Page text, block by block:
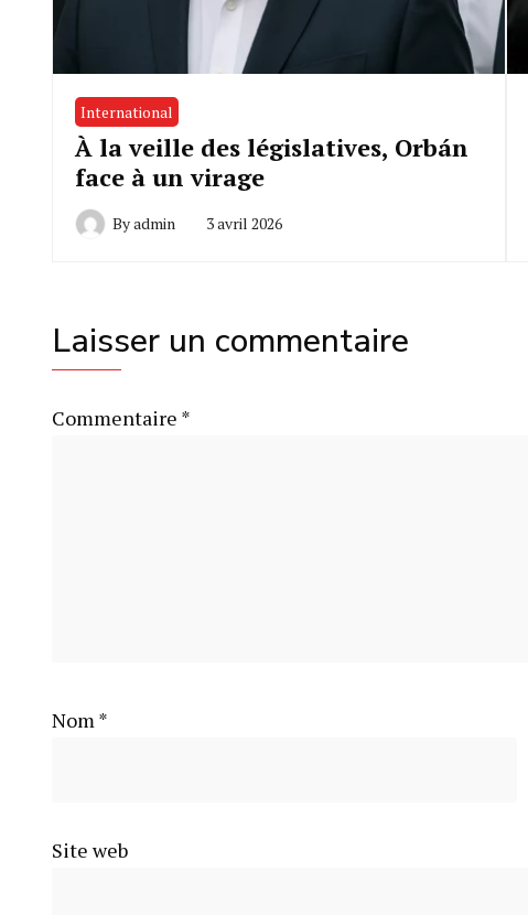
International
À la veille des législatives, Orbán
face à un virage
Byadmin 3 avril 2026
Laisser un commentaire
Commentaire *
Nom*
Site web